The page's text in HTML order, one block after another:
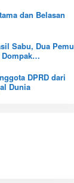
dan Belasan
Sabu, Dua
DPRD dari
Dunia